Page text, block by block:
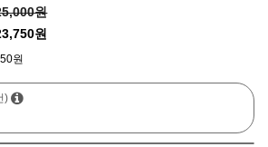
원
원
원
)